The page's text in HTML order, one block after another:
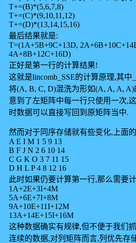
T+=(B)*(5,6,7,8)
T+=(C)*(9,10,11,12)
T+=(D)*(13,14,15,16)
最后结果就是:
T=(1A+5B+9C+13D,
4A+8B+12C+16D)
正好是第一行的计算结果!
这就是lincomb_SSE的计算原理,其中
将(A, B, C, D)混洗为形如(A, A, A,
意到了左矩阵中每一行只使用一次,
时数据可以直接写回到原矩阵当中.
然而对于同序存储就有些变化,上面
A E I M 1 5 9 13
B F J N 2 6 10 14
C G K O 3 7 11 15
D H L P 4 8 12 16
此时如果仍要计算第一行,那么需要
1A+2E+3I+4M
5A+6E+7I+8M
9A+10E+11I+12M
13A+14E+15I+16M
这种数据确实有规律,但不便于我们
连续的数据,对列矩阵而言,列优先存